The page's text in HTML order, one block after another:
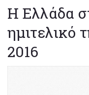
H Ελλάδα
ημιτελικό
2016